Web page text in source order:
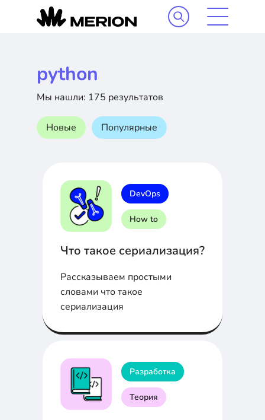
python
Мы нашли: 175 результатов
Новые Популярные
DevOps
How to
Что такое сериализация?
Рассказываем простыми
словами что такое
сериализация
Разработка
Теория